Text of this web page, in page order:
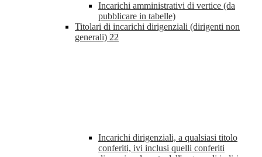
Incarichi amministrativi di vertice (da
pubblicare in tabelle)
Titolari di incarichi dirigenziali (dirigenti non
generali) 22
Incarichi dirigenziali, a qualsiasi titolo
conferiti, ivi inclusi quelli conferiti